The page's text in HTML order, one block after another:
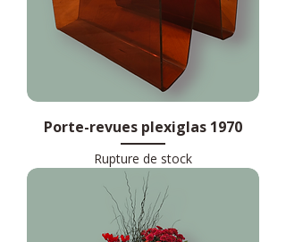
Porte-revues plexiglas 1970
Rupture de stock